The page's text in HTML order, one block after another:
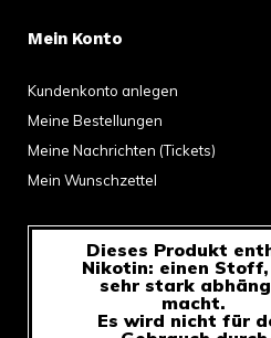
Mein Konto
Kundenkonto anlegen
Meine Bestellungen
Meine Nachrichten (Tickets)
Mein Wunschzettel
Dieses Produkt
Nikotin: einen
sehr stark
macht.
Es wird nicht für